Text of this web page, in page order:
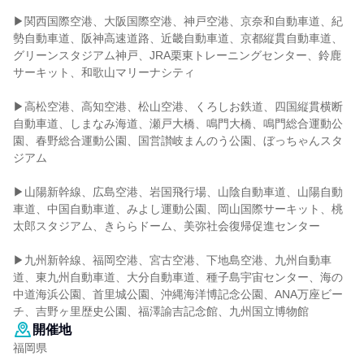
▶関西国際空港、大阪国際空港、神戸空港、京奈和自動車道、紀
勢自動車道、阪神高速道路、近畿自動車道、京都縦貫自動車道、
グリーンスタジアム神戸、JRA栗東トレーニングセンター、鈴鹿
サーキット、和歌山マリーナシティ
▶高松空港、高知空港、松山空港、くろしお鉄道、四国縦貫横断
自動車道、しまなみ海道、瀬戸大橋、鳴門大橋、鳴門総合運動公
園、春野総合運動公園、国営讃岐まんのう公園、ぼっちゃんスタ
ジアム
▶山陽新幹線、広島空港、岩国飛行場、山陰自動車道、山陽自動
車道、中国自動車道、みよし運動公園、岡山国際サーキット、桃
太郎スタジアム、きららドーム、美弥社会復帰促進センター
▶九州新幹線、福岡空港、宮古空港、下地島空港、九州自動車
道、東九州自動車道、大分自動車道、種子島宇宙センター、海の
中道海浜公園、首里城公園、沖縄海洋博記念公園、ANA万座ビー
チ、吉野ヶ里歴史公園、福澤諭吉記念館、九州国立博物館
開催地
福岡県